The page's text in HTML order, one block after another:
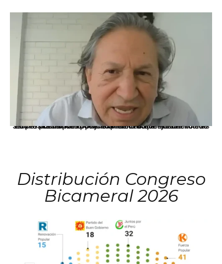
La presidenta Keiko Fujimori informó que la solicitud de indulto presentada por el expresidente Alejandro Toledo será evaluada por la Comisión de Gracias Presidenciales conforme al procedimiento establecido.
Distribución Congreso
Bicameral 2026